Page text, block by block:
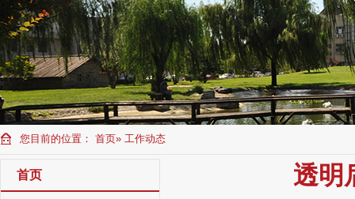
您目前的位置： 首页» 工作动态
首页 透明